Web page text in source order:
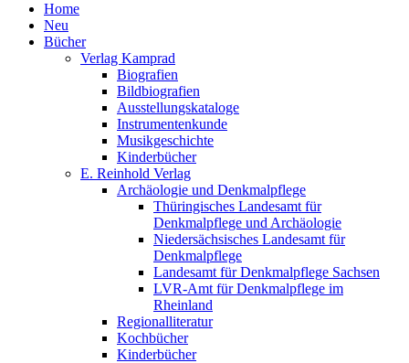
Home
Neu
Bücher
Verlag Kamprad
Biografien
Bildbiografien
Ausstellungskataloge
Instrumentenkunde
Musikgeschichte
Kinderbücher
E. Reinhold Verlag
Archäologie und Denkmalpflege
Thüringisches Landesamt für
Denkmalpflege und Archäologie
Niedersächsisches Landesamt für
Denkmalpflege
Landesamt für Denkmalpflege Sachsen
LVR-Amt für Denkmalpflege im
Rheinland
Regionalliteratur
Kochbücher
Kinderbücher